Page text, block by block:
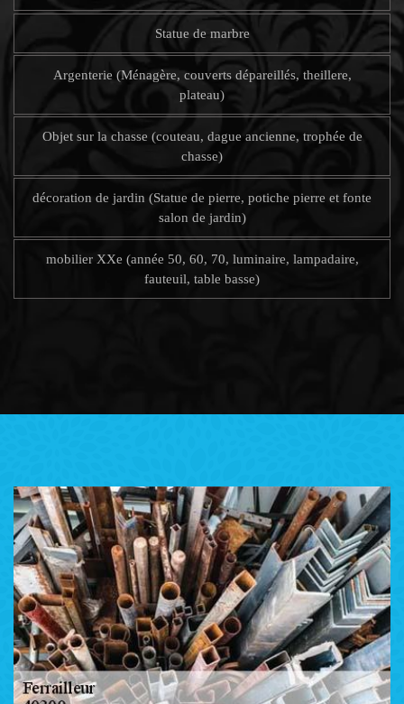
Statue de marbre
Argenterie (Ménagère, couverts dépareillés, theillere,
plateau)
Objet sur la chasse (couteau, dague ancienne, trophée de
chasse)
décoration de jardin (Statue de pierre, potiche pierre et fonte
salon de jardin)
mobilier XXe (année 50, 60, 70, luminaire, lampadaire,
fauteuil, table basse)